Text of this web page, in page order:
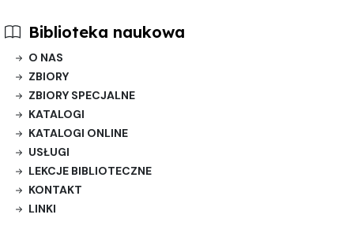
Biblioteka naukowa
O NAS
ZBIORY
ZBIORY SPECJALNE
KATALOGI
KATALOGI ONLINE
USŁUGI
LEKCJE BIBLIOTECZNE
KONTAKT
LINKI